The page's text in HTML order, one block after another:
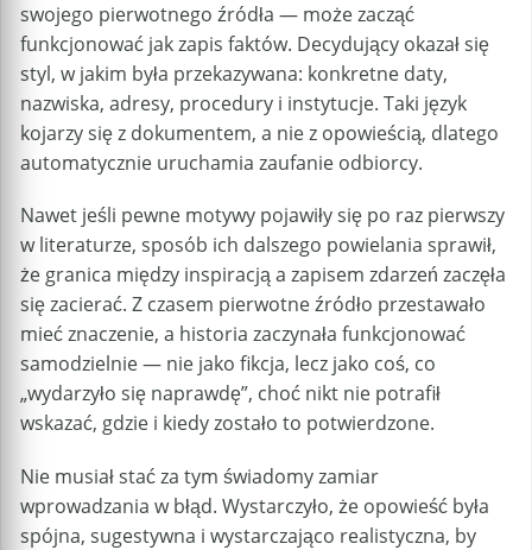
swojego pierwotnego źródła — może zacząć
funkcjonować jak zapis faktów. Decydujący okazał się
styl, w jakim była przekazywana: konkretne daty,
nazwiska, adresy, procedury i instytucje. Taki język
kojarzy się z dokumentem, a nie z opowieścią, dlatego
automatycznie uruchamia zaufanie odbiorcy.
Nawet jeśli pewne motywy pojawiły się po raz pierwszy
w literaturze, sposób ich dalszego powielania sprawił,
że granica między inspiracją a zapisem zdarzeń zaczęła
się zacierać. Z czasem pierwotne źródło przestawało
mieć znaczenie, a historia zaczynała funkcjonować
samodzielnie — nie jako fikcja, lecz jako coś, co
„wydarzyło się naprawdę”, choć nikt nie potrafił
wskazać, gdzie i kiedy zostało to potwierdzone.
Nie musiał stać za tym świadomy zamiar
wprowadzania w błąd. Wystarczyło, że opowieść była
spójna, sugestywna i wystarczająco realistyczna, by